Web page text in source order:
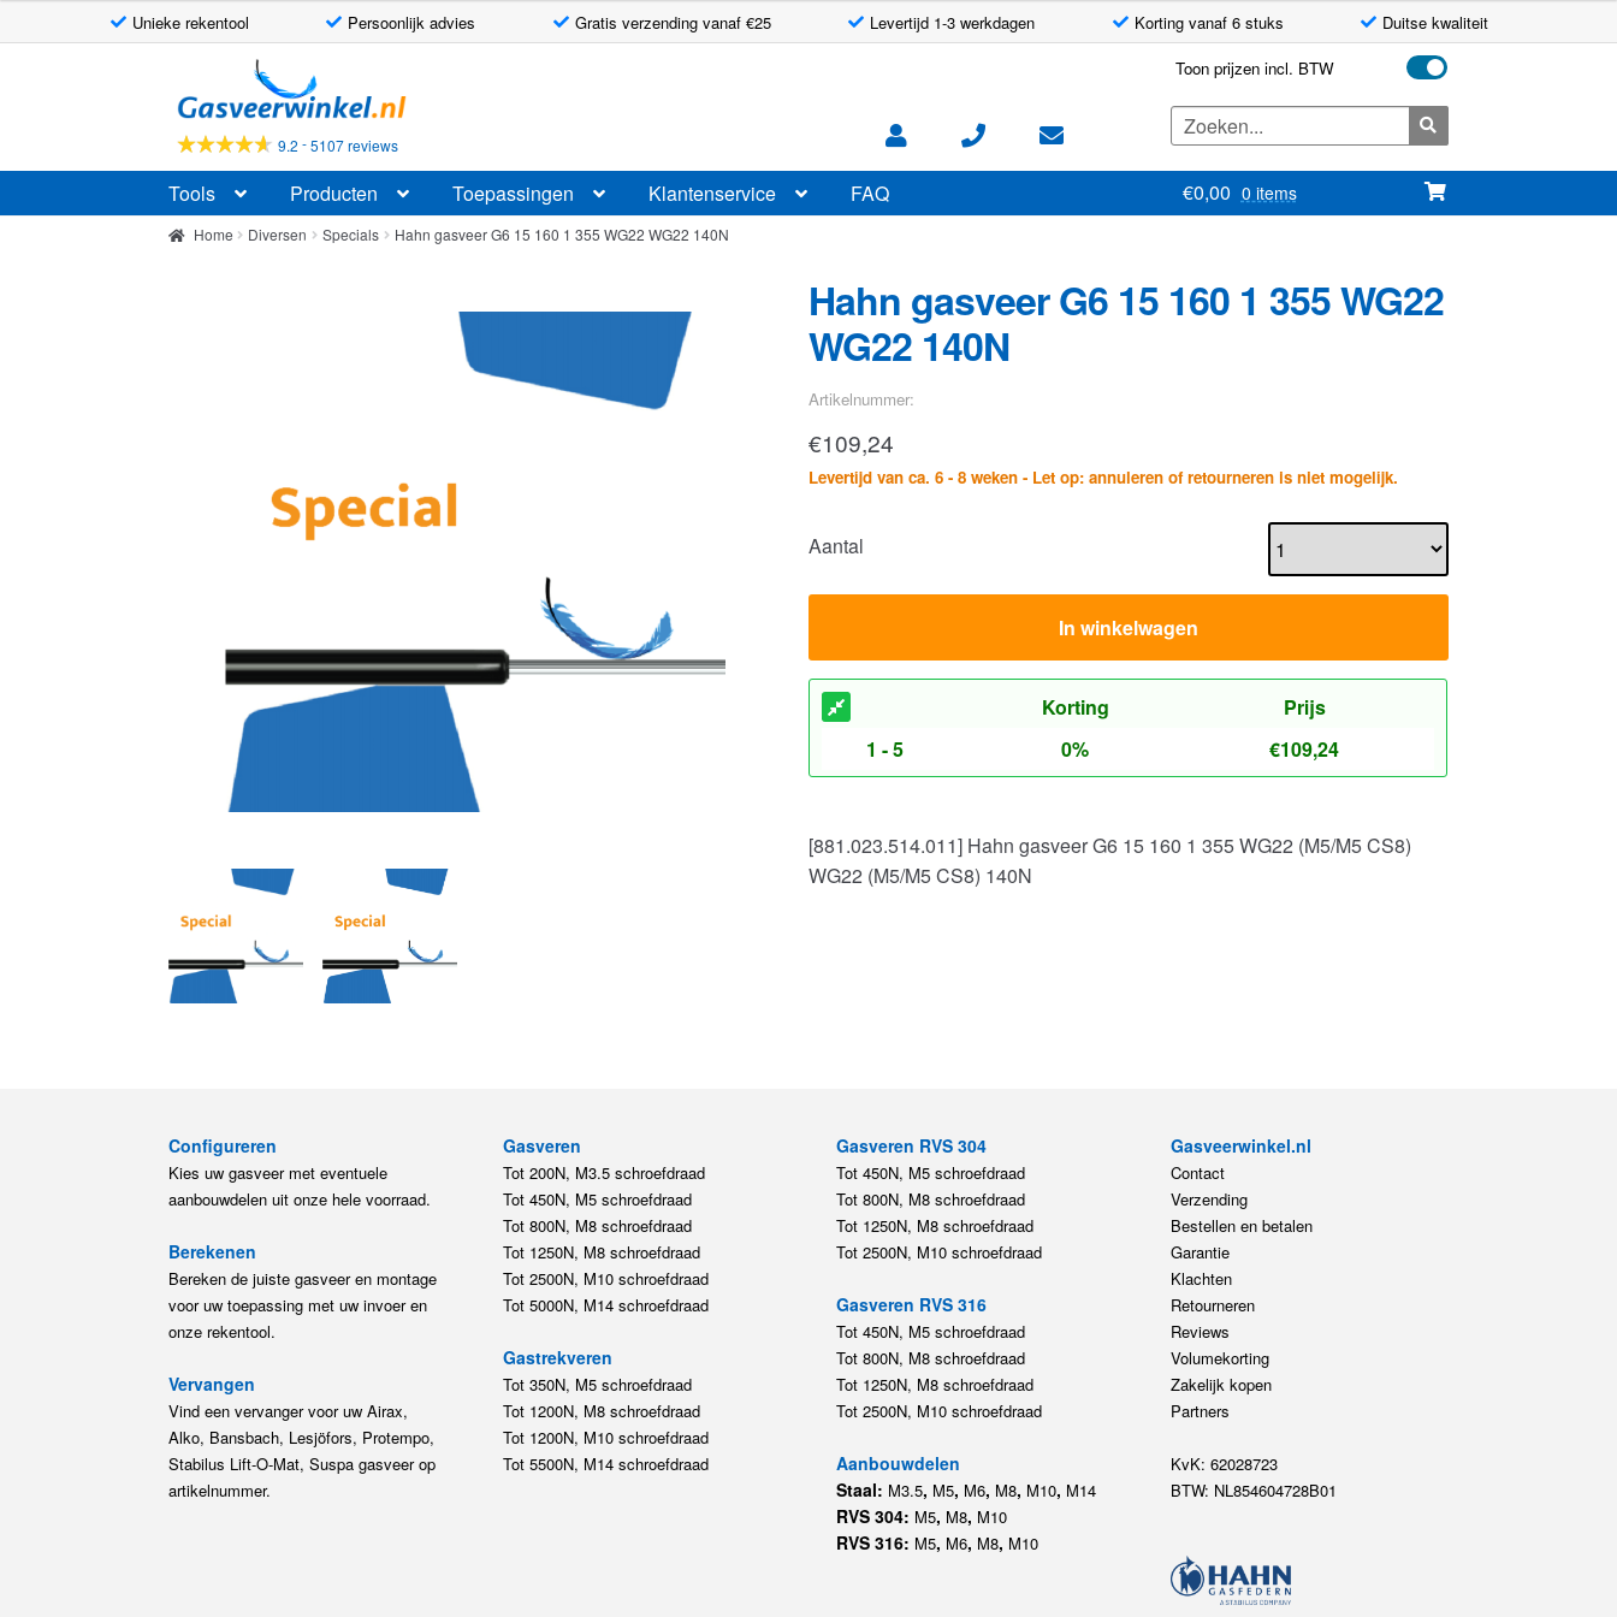
Unieke rekentool Persoonlijk advies Gratis verzending vanaf €25 Levertijd 1-3 werkdagen Korting vanaf 6 stuks Duitse kwaliteit
door
naar
navigatie
naar
de
inhoud
9.2 -5107 reviews
Toon prijzen incl. BTW
Zoeken
naar:
Tools Producten Toepassingen Klantenservice FAQ €0,00 0 items
Home Diversen Specials Hahn gasveer G6 15 160 1 355 WG22 WG22 140N
Hahn gasveer G6 15 160 1 355 WG22
WG22 140N
Artikelnummer:
€109,24
Levertijd van ca. 6 - 8 weken - Let op: annuleren of retourneren is niet mogelijk.
Aantal
In winkelwagen
Korting
Prijs
1 - 5
0% €109,24
[881.023.514.011] Hahn gasveer G6 15 160 1 355 WG22 (M5/M5 CS8)
WG22 (M5/M5 CS8) 140N
Configureren
Kies uw gasveer met eventuele
aanbouwdelen uit onze hele voorraad.
Berekenen
Bereken de juiste gasveer en montage
voor uw toepassing met uw invoer en
onze rekentool.
Vervangen
Vind een vervanger voor uw Airax,
Alko, Bansbach, Lesjöfors, Protempo,
Stabilus Lift-O-Mat, Suspa gasveer op
artikelnummer.
Gasveren
Tot 200N, M3.5 schroefdraad
Tot 450N, M5 schroefdraad
Tot 800N, M8 schroefdraad
Tot 1250N, M8 schroefdraad
Tot 2500N, M10 schroefdraad
Tot 5000N, M14 schroefdraad
Gastrekveren
Tot 350N, M5 schroefdraad
Tot 1200N, M8 schroefdraad
Tot 1200N, M10 schroefdraad
Tot 5500N, M14 schroefdraad
Gasveren RVS 304
Tot 450N, M5 schroefdraad
Tot 800N, M8 schroefdraad
Tot 1250N, M8 schroefdraad
Tot 2500N, M10 schroefdraad
Gasveren RVS 316
Tot 450N, M5 schroefdraad
Tot 800N, M8 schroefdraad
Tot 1250N, M8 schroefdraad
Tot 2500N, M10 schroefdraad
Aanbouwdelen
Staal: M3.5, M5, M6, M8, M10, M14
RVS 304: M5, M8, M10
RVS 316: M5, M6, M8, M10
Gasveerwinkel.nl
Contact
Verzending
Bestellen en betalen
Garantie
Klachten
Retourneren
Reviews
Volumekorting
Zakelijk kopen
Partners
KvK: 62028723
BTW: NL854604728B01